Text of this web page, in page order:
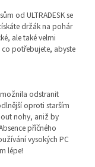
od ULTRADESK se
držák na pohár
ale také velmi
co potřebujete, abyste
odstranit
oproti starším
nohy, aniž by
příčného
vysokých PC
lépe!